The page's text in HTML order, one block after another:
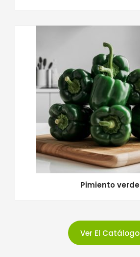
Pimiento verde
Ver El Catálogo